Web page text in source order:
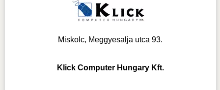
Miskolc, Meggyesalja utca 93.
Klick Computer Hungary Kft.